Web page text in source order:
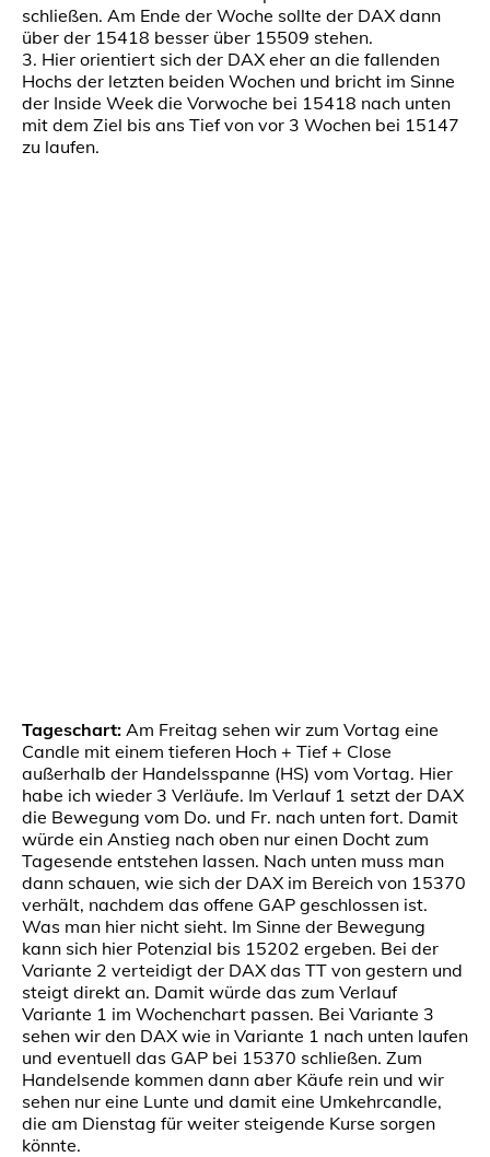
schließen. Am Ende der Woche sollte der DAX dann
über der 15418 besser über 15509 stehen.
3. Hier orientiert sich der DAX eher an die fallenden
Hochs der letzten beiden Wochen und bricht im Sinne
der Inside Week die Vorwoche bei 15418 nach unten
mit dem Ziel bis ans Tief von vor 3 Wochen bei 15147
zu laufen.
Tageschart: Am Freitag sehen wir zum Vortag eine
Candle mit einem tieferen Hoch + Tief + Close
außerhalb der Handelsspanne (HS) vom Vortag. Hier
habe ich wieder 3 Verläufe. Im Verlauf 1 setzt der DAX
die Bewegung vom Do. und Fr. nach unten fort. Damit
würde ein Anstieg nach oben nur einen Docht zum
Tagesende entstehen lassen. Nach unten muss man
dann schauen, wie sich der DAX im Bereich von 15370
verhält, nachdem das offene GAP geschlossen ist.
Was man hier nicht sieht. Im Sinne der Bewegung
kann sich hier Potenzial bis 15202 ergeben. Bei der
Variante 2 verteidigt der DAX das TT von gestern und
steigt direkt an. Damit würde das zum Verlauf
Variante 1 im Wochenchart passen. Bei Variante 3
sehen wir den DAX wie in Variante 1 nach unten laufen
und eventuell das GAP bei 15370 schließen. Zum
Handelsende kommen dann aber Käufe rein und wir
sehen nur eine Lunte und damit eine Umkehrcandle,
die am Dienstag für weiter steigende Kurse sorgen
könnte.